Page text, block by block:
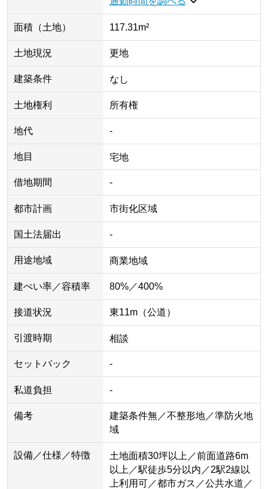
面積（土地） 117.31m²
土地現況 更地
建築条件 なし
土地権利 所有権
地代 -
地目 宅地
借地期間 -
都市計画 市街化区域
国土法届出 -
用途地域 商業地域
建ぺい率／容積率 80%／400%
接道状況 東11m（公道）
引渡時期 相談
セットバック -
私道負担 -
備考
建築条件無／不整形地／準防火地
域
設備／仕様／特徴
土地面積30坪以上／前面道路6m
以上／駅徒歩5分以内／2駅2線以
上利用可／都市ガス／公共水道／